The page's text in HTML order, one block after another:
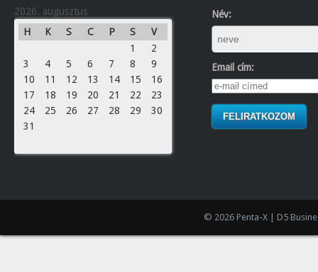
2026. augusztus
H
K S C P S
V
1
2
3
4 5 6 7 8
9
10
11 12 13 14 15
16
17
18 19 20 21 22
23
24
25 26 27 28 29
30
31
Név:
Email cím:
© 2026 Penta-X | D5